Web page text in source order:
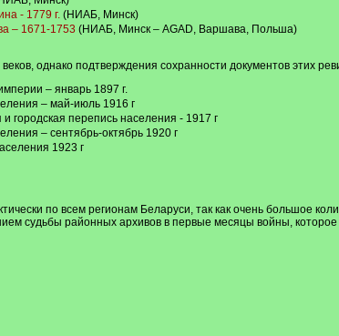
- 1779 г.(НИАБ, Минск)
– 1671-1753 (НИАБ, Минск – AGAD, Варшава, Польша)
однако подтверждения сохранности документов этих
– январь 1897 г.
– май-июль 1916 г
городская перепись населения - 1917 г
– сентябрь-октябрь 1920 г
1923 г
по всем регионам Беларуси, так как очень большое
судьбы районных архивов в первые месяцы войны,